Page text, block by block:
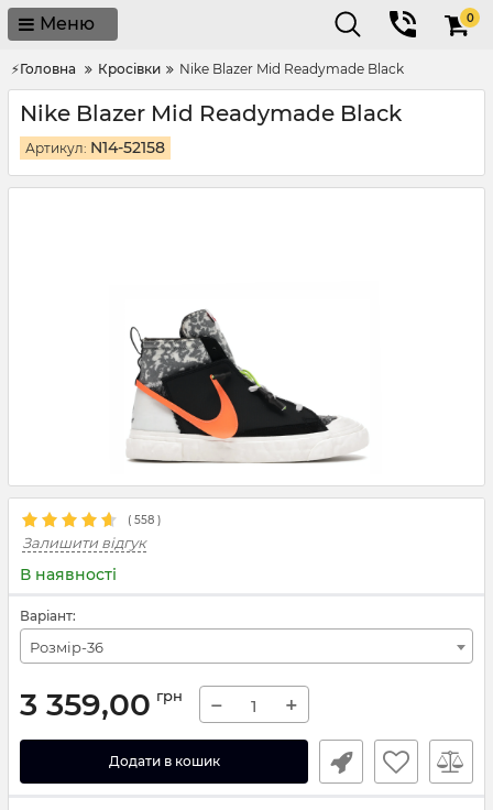
Меню 0
⚡Головна Кросівки Nike Blazer Mid Readymade Black
Nike Blazer Mid Readymade Black
Артикул: N14-52158
( 558 )
Залишити відгук
В наявності
Варіант:
Розмір-36
3 359,00 грн − +
Додати в кошик